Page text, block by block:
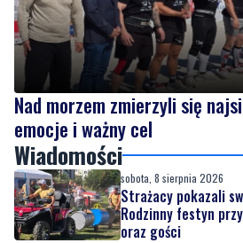
Nad morzem zmierzyli się
emocje i ważny cel
Wiadomości
sobota, 8 sierpnia 2026
Strażacy pokazali
Rodzinny festyn
oraz gości